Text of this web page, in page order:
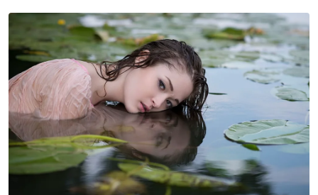
membayar ganti rugi kewangan juga kurang
diterima mahkamah.